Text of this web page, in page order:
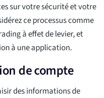
sur votre sécurité et votre
ce processus comme
à effet de levier, et
à une application.
de compte
des informations de